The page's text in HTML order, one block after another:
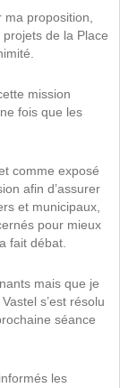
proposition,
projets de la Place
mission
fois que les
comme exposé
afin d’assurer
et municipaux,
pour mieux
fait débat.
mais que je
s’est résolu
séance
les